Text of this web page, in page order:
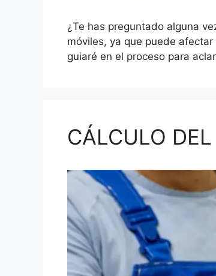
¿Te has preguntado alguna
móviles, ya que puede
guiaré en el proceso para
CÁLCULO